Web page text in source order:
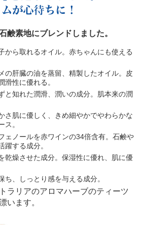
鹸素地にブレンドしました。
から取れるオイル。赤ちゃんにも使える
の肝臓の油を蒸留、精製したオイル。皮
滑性に優れる。
と知れた潤滑、潤いの成分。肌本来の潤
さ肌に優しく、きめ細やかでやわらかな
ス。
ェノールを赤ワインの34倍含有。石鹸や
躍する成分。
乾燥させた成分。保湿性に優れ、肌に優
ち、しっとり感を与える成分。
ラリアのアロマハーブのティーツ
います。